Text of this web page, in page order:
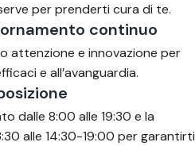
per prenderti cura di te.
continuo
attenzione e innovazione per
e all’avanguardia.
dalle 8:00 alle 19:30 e la
alle 14:30-19:00 per garantirti